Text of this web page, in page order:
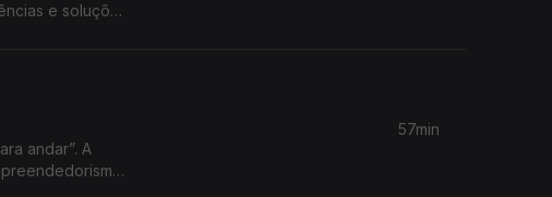
e soluções
andar”. A
57min